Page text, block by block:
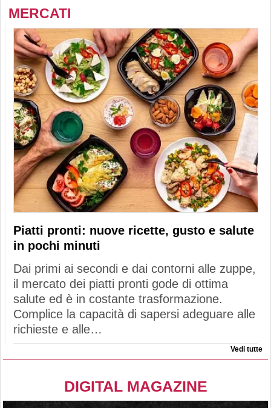
MERCATI
Piatti pronti: nuove ricette, gusto e salute
in pochi minuti
Dai primi ai secondi e dai contorni alle zuppe,
il mercato dei piatti pronti gode di ottima
salute ed è in costante trasformazione.
Complice la capacità di sapersi adeguare alle
richieste e alle…
Vedi tutte
DIGITAL MAGAZINE